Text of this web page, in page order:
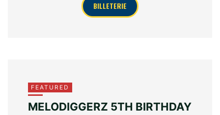
BILLETERIE
FEATURED
MELODIGGERZ 5TH BIRTHDAY